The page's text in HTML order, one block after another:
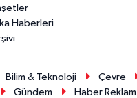
Haberleri
Bilim & Teknoloji Çevre
Gündem Haber Reklam